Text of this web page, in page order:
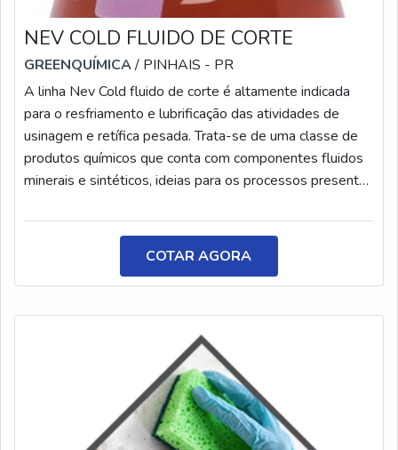
NEV COLD FLUIDO DE CORTE
GREENQUÍMICA/ PINHAIS - PR
A linha Nev Cold fluido de corte é altamente indicada
para o resfriamento e lubrificação das atividades de
usinagem e retífica pesada. Trata-se de uma classe de
produtos químicos que conta com componentes fluidos
minerais e sintéticos, ideias para os processos presentes
grandes portes. De maneira geral, os fluidos minerais
são responsáveis por proporcionar uma melhor
lubrificação durante a operação. Por outro lado, os
fluidos sintéticos auxiliam na refrigeração e contribuem
para o controle biológico. Com isso, torna-se
indispensável a aplicação do produto em operações
industriais. Características da linha Nev ColdAntes de
mais nada, é importante esclarecer que a linha Nev Cold
é fundamental para garantir a assertividade dos
processos de soldagem. Com ela, é possível não só
COTAR AGORA